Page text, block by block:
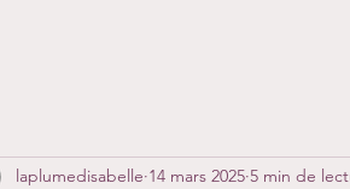
laplumedisabelle 14 mars 2025 5 min de